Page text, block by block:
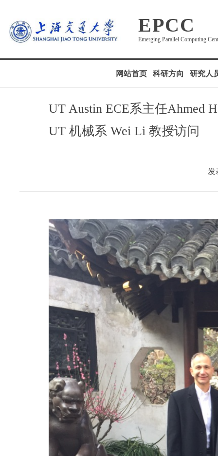
EPCC
Emerging Parallel Computing
网站首页 科研方向 研究人
UT Austin ECE系主任Ahmed
UT 机械系 Wei Li 教授访问
发